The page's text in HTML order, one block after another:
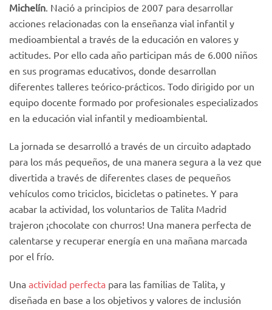
Michelín . Nació a principios de 2007 para desarrollar
acciones relacionadas con la enseñanza vial infantil y
medioambiental a través de la educación en valores y
actitudes. Por ello cada año participan más de 6.000 niños
en sus programas educativos, donde desarrollan
diferentes talleres teórico-prácticos. Todo dirigido por un
equipo docente formado por profesionales especializados
en la educación vial infantil y medioambiental.
La jornada se desarrolló a través de un circuito adaptado
para los más pequeños, de una manera segura a la vez que
divertida a través de diferentes clases de pequeños
vehículos como triciclos, bicicletas o patinetes. Y para
acabar la actividad, los voluntarios de Talita Madrid
trajeron ¡chocolate con churros! Una manera perfecta de
calentarse y recuperar energía en una mañana marcada
por el frío.
Una actividad perfecta para las familias de Talita, y
diseñada en base a los objetivos y valores de inclusión